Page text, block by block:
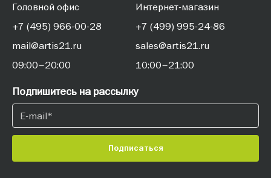
Головной офис
+7 (495) 966-00-28
mail@artis21.ru
09:00–20:00
Интернет-магазин
+7 (499) 995-24-86
sales@artis21.ru
10:00–21:00
Подпишитесь на рассылку
Подписаться